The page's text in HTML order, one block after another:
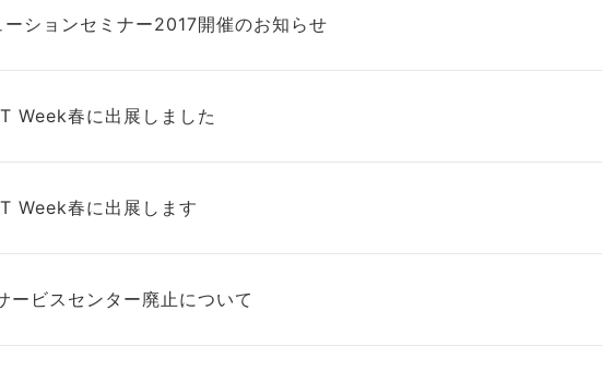
ションセミナー2017開催のお知らせ
Week春に出展しました
Week春に出展します
ービスセンター廃止について